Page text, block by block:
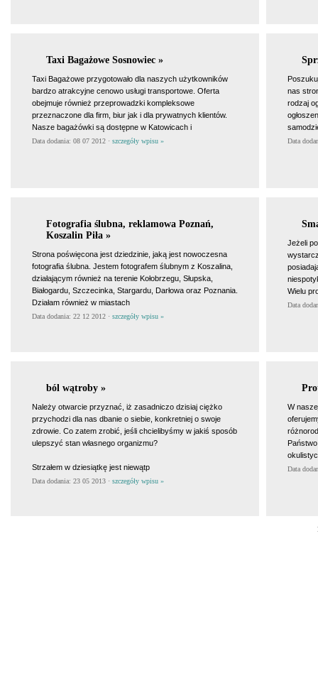
Taxi Bagażowe Sosnowiec »
Taxi Bagażowe przygotowało dla naszych użytkowników
bardzo atrakcyjne cenowo usługi transportowe. Oferta
obejmuje również przeprowadzki kompleksowe
przeznaczone dla firm, biur jak i dla prywatnych klientów.
Nasze bagażówki są dostępne w Katowicach i
Data dodania: 08 07 2012 · szczegóły wpisu »
nas
rodzaj
Data
Fotografia ślubna, reklamowa Poznań,
Koszalin Piła »
Strona poświęcona jest dziedzinie, jaką jest nowoczesna
fotografia ślubna. Jestem fotografem ślubnym z Koszalina,
działającym również na terenie Kołobrzegu, Słupska,
Białogardu, Szczecinka, Stargardu, Darłowa oraz Poznania.
Działam również w miastach
Data dodania: 22 12 2012 · szczegóły wpisu »
Jeżeli
Wielu
Data
ból wątroby »
Należy otwarcie przyznać, iż zasadniczo dzisiaj ciężko
przychodzi dla nas dbanie o siebie, konkretniej o swoje
zdrowie. Co zatem zrobić, jeśli chcielibyśmy w jakiś sposób
ulepszyć stan własnego organizmu?
Strzałem w dziesiątkę jest niewątp
Data dodania: 23 05 2013 · szczegóły wpisu »
W
Data